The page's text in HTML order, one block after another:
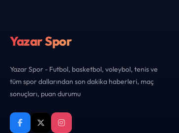
Yazar Spor
Yazar Spor - Futbol, basketbol, voleybol, tenis ve
tüm spor dallarından son dakika haberleri, maç
sonuçları, puan durumu